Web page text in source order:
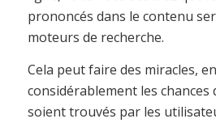
prononcés dans le contenu
moteurs de recherche.
Cela peut faire des miracles,
considérablement les chances
soient trouvés par les